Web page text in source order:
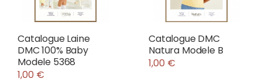
Catalogue Laine
DMC 100% Baby
Modele 5368
1,00 €
Catalogue DMC
Natura Modele B
1,00 €